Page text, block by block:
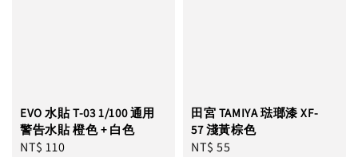
EVO 水貼 T-03 1/100 通用
警告水貼 橙色 + 白色
Regular
NT$ 110
田宮 TAMIYA 琺瑯漆 XF-
57 淺黃棕色
Regular
NT$ 55